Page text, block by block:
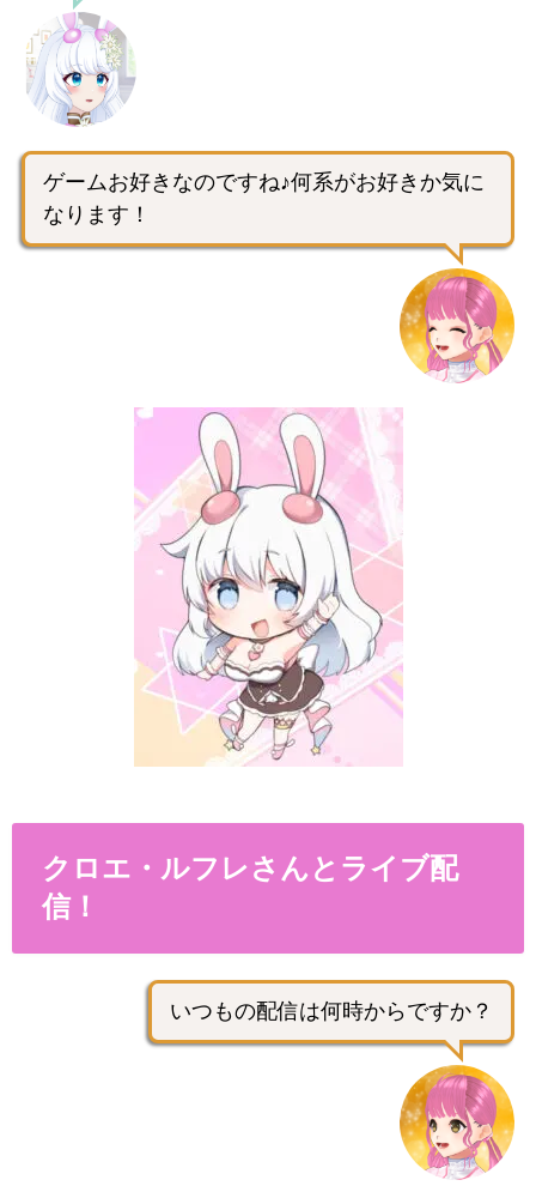
ゲームお好きなのですね♪何系がお好きか気に
なります！
クロエ・ルフレさんとライブ配
信！
いつもの配信は何時からですか？